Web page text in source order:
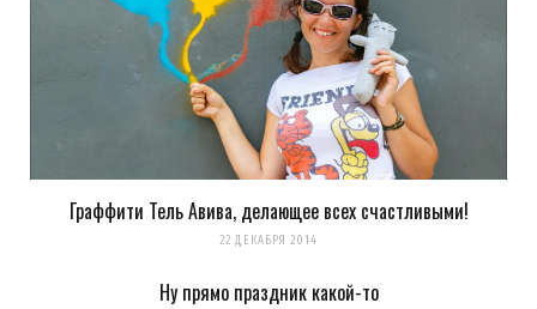
Граффити Тель Авива, делающее всех счастливыми!
22 ДЕКАБРЯ 2014
Ну прямо праздник какой-то